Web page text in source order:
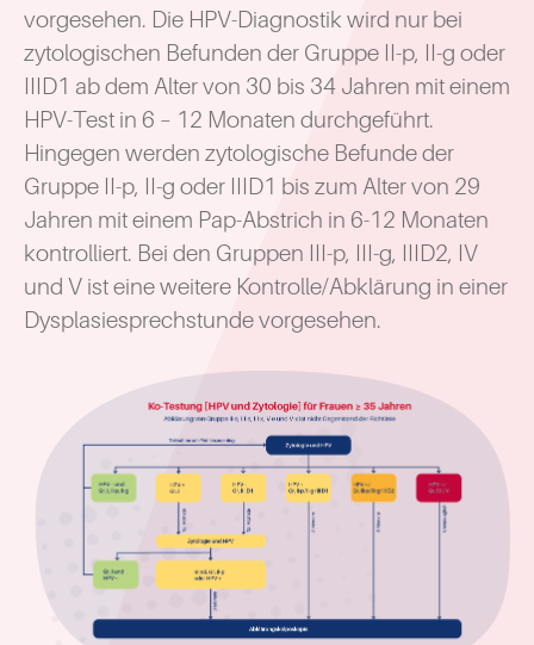
vorgesehen. Die HPV-Diagnostik wird nur bei
zytologischen Befunden der Gruppe II-p, II-g oder
IIID1 ab dem Alter von 30 bis 34 Jahren mit einem
HPV-Test in 6 – 12 Monaten durchgeführt.
Hingegen werden zytologische Befunde der
Gruppe II-p, II-g oder IIID1 bis zum Alter von 29
Jahren mit einem Pap-Abstrich in 6-12 Monaten
kontrolliert. Bei den Gruppen III-p, III-g, IIID2, IV
und V ist eine weitere Kontrolle/Abklärung in einer
Dysplasiesprechstunde vorgesehen.